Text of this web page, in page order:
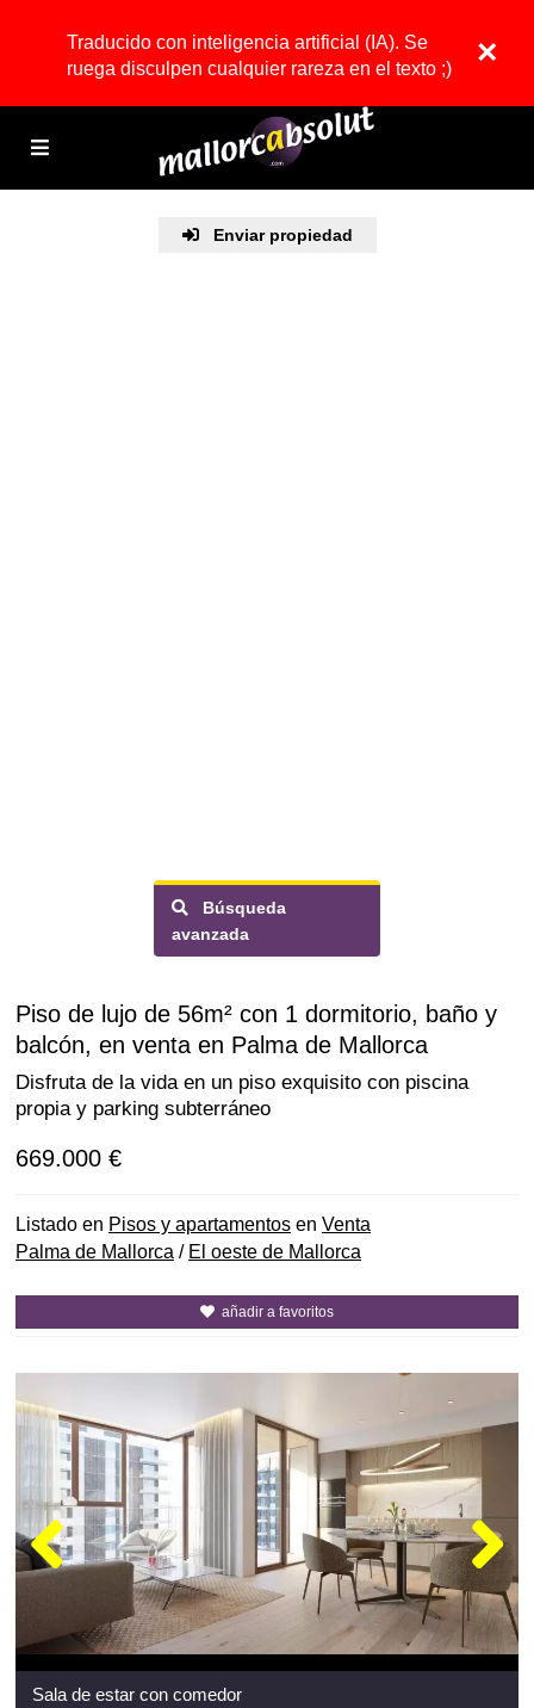
Traducido con inteligencia artificial (IA). Se
ruega disculpen cualquier rareza en el texto ;)
×
Enviar propiedad
Búsqueda
avanzada
Piso de lujo de 56m² con 1 dormitorio, baño y
balcón, en venta en Palma de Mallorca
Disfruta de la vida en un piso exquisito con piscina
propia y parking subterráneo
669.000 €
Listado en Pisos y apartamentos en Venta
Palma de Mallorca / El oeste de Mallorca
añadir a favoritos
Sala de estar con comedor